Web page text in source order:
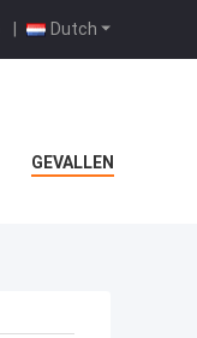
Dutch
|
GEVALLEN